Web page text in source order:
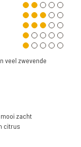
veel zwevende
zacht
citrus